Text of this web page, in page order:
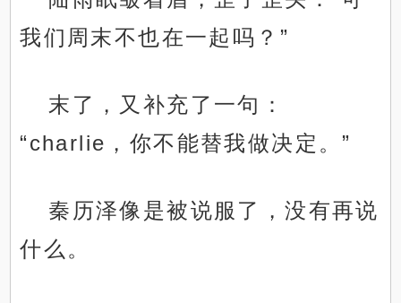
我们周末不也在一起吗？”
末了，又补充了一句：
“charlie，你不能替我做决定。”
秦历泽像是被说服了，没有再说
什么。